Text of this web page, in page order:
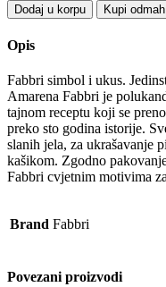
Fabbri
Višnja
230g
quantity
Dodaj u korpu Kupi odmah
Opis
Fabbri simbol i ukus.
Amarena Fabbri je
tajnom receptu koji se
preko sto godina istorije.
slanih jela, za ukrašavanje
kašikom. Zgodno
Fabbri cvjetnim motivima
Brand Fabbri
Povezani proizvodi